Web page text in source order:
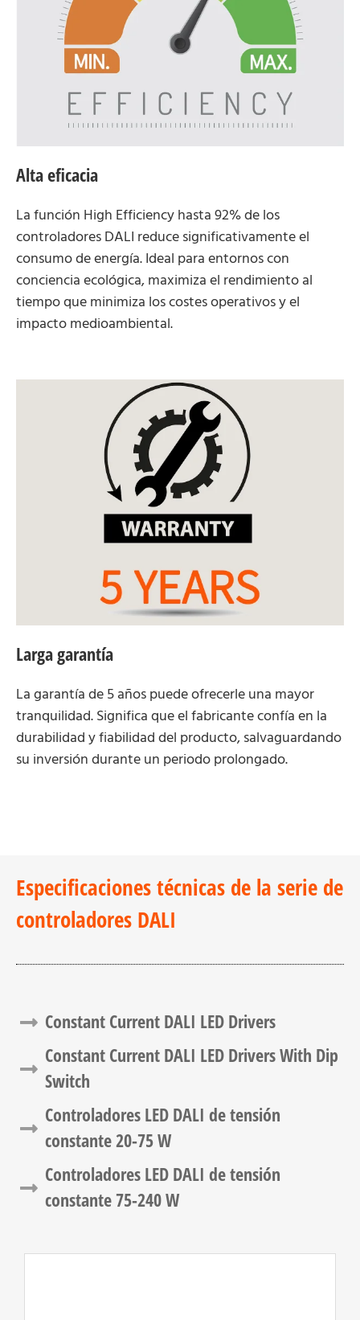
Alta eficacia
La función High Efficiency hasta 92% de los
controladores DALI reduce significativamente el
consumo de energía. Ideal para entornos con
conciencia ecológica, maximiza el rendimiento al
tiempo que minimiza los costes operativos y el
impacto medioambiental.
Larga garantía
La garantía de 5 años puede ofrecerle una mayor
tranquilidad. Significa que el fabricante confía en la
durabilidad y fiabilidad del producto, salvaguardando
su inversión durante un periodo prolongado.
Especificaciones técnicas de la serie de
controladores DALI
Constant Current DALI LED Drivers​
Constant Current DALI LED Drivers​ With Dip
Switch
Controladores LED DALI de tensión
constante 20-75 W
Controladores LED DALI de tensión
constante 75-240 W